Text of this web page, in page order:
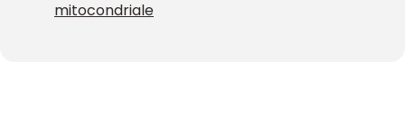
mitocondriale